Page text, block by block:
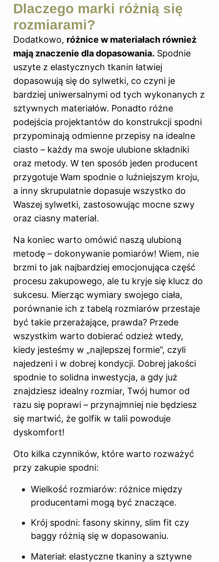
Dlaczego marki różnią się
rozmiarami?
Dodatkowo, różnice w materiałach również
mają znaczenie dla dopasowania. Spodnie
uszyte z elastycznych tkanin łatwiej
dopasowują się do sylwetki, co czyni je
bardziej uniwersalnymi od tych wykonanych z
sztywnych materiałów. Ponadto różne
podejścia projektantów do konstrukcji spodni
przypominają odmienne przepisy na idealne
ciasto – każdy ma swoje ulubione składniki
oraz metody. W ten sposób jeden producent
przygotuje Wam spodnie o luźniejszym kroju,
a inny skrupulatnie dopasuje wszystko do
Waszej sylwetki, zastosowując mocne szwy
oraz ciasny materiał.
Na koniec warto omówić naszą ulubioną
metodę – dokonywanie pomiarów! Wiem, nie
brzmi to jak najbardziej emocjonująca część
procesu zakupowego, ale tu kryje się klucz do
sukcesu. Mierząc wymiary swojego ciała,
porównanie ich z tabelą rozmiarów przestaje
być takie przerażające, prawda? Przede
wszystkim warto dobierać odzież wtedy,
kiedy jesteśmy w „najlepszej formie”, czyli
najedzeni i w dobrej kondycji. Dobrej jakości
spodnie to solidna inwestycja, a gdy już
znajdziesz idealny rozmiar, Twój humor od
razu się poprawi – przynajmniej nie będziesz
się martwić, że golfik w talii powoduje
dyskomfort!
Oto kilka czynników, które warto rozważyć
przy zakupie spodni:
Wielkość rozmiarów: różnice między
producentami mogą być znaczące.
Krój spodni: fasony skinny, slim fit czy
baggy różnią się w dopasowaniu.
Materiał: elastyczne tkaniny a sztywne